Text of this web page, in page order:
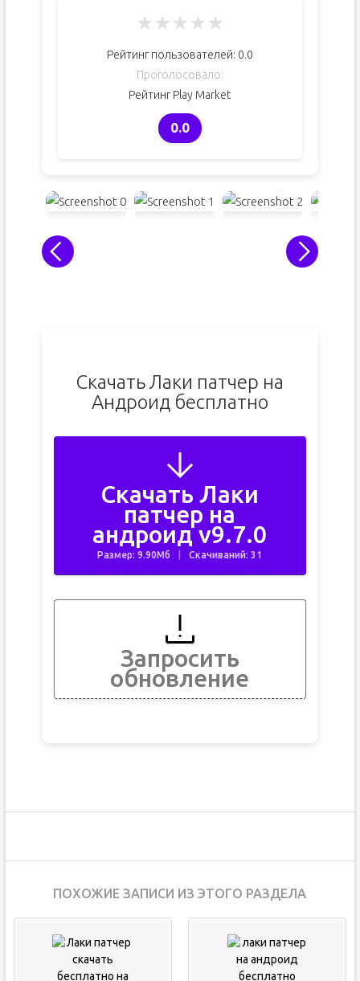
★★★★★
Рейтинг пользователей: 0.0
Проголосовало:
Рейтинг Play Market
0.0
Скачать Лаки патчер на
Андроид бесплатно
Скачать Лаки
патчер на
андроид v9.7.0
Размер: 9.90Мб Скачиваний: 31
Запросить
обновление
ПОХОЖИЕ ЗАПИСИ ИЗ ЭТОГО РАЗДЕЛА